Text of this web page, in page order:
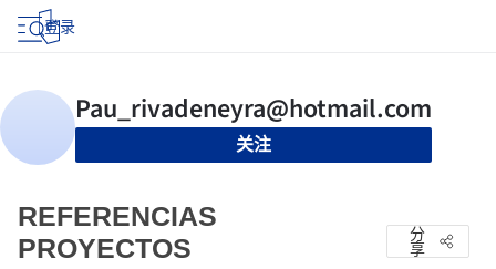
登录
关注
REFERENCIAS
PROYECTOS
分
享